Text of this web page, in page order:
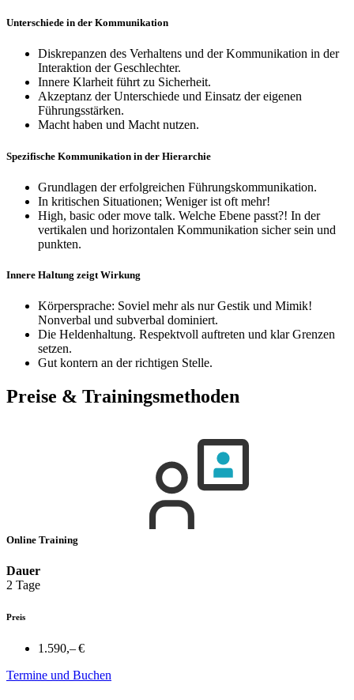
Unterschiede in der Kommunikation
Diskrepanzen des Verhaltens und der Kommunikation in der
Interaktion der Geschlechter.
Innere Klarheit führt zu Sicherheit.
Akzeptanz der Unterschiede und Einsatz der eigenen
Führungsstärken.
Macht haben und Macht nutzen.
Spezifische Kommunikation in der Hierarchie
Grundlagen der erfolgreichen Führungskommunikation.
In kritischen Situationen; Weniger ist oft mehr!
High, basic oder move talk. Welche Ebene passt?! In der
vertikalen und horizontalen Kommunikation sicher sein und
punkten.
Innere Haltung zeigt Wirkung
Körpersprache: Soviel mehr als nur Gestik und Mimik!
Nonverbal und subverbal dominiert.
Die Heldenhaltung. Respektvoll auftreten und klar Grenzen
setzen.
Gut kontern an der richtigen Stelle.
Preise & Trainingsmethoden
Online Training
Dauer
2 Tage
Preis
1.590,– €
Termine und Buchen